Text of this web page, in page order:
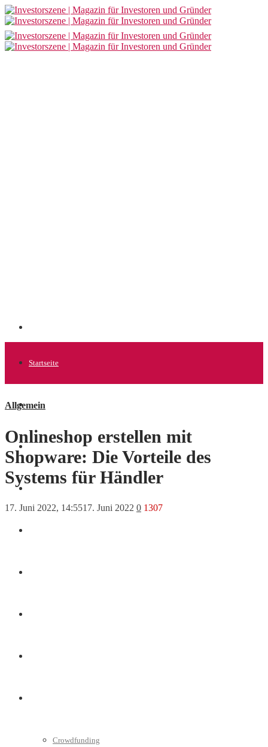
Startseite
Allgemein
Crowdfunding
Allgemein
Onlineshop erstellen mit
Shopware: Die Vorteile des
Systems für Händler
17. Juni 2022, 14:5517. Juni 2022 0 1307